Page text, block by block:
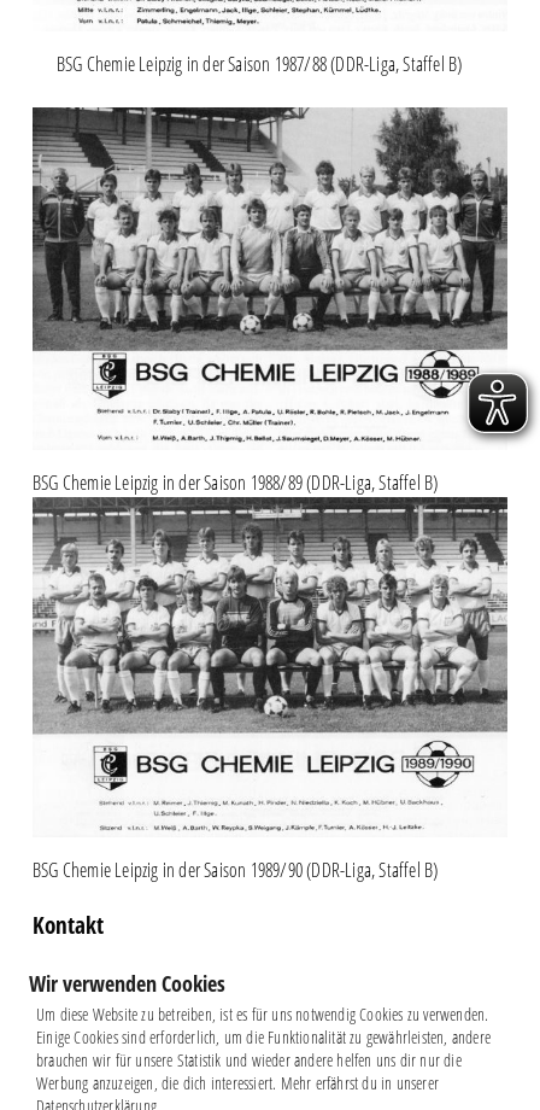
BSG Chemie Leipzig in der Saison 1987/88 (DDR-Liga, Staffel B)
BSG Chemie Leipzig in der Saison 1988/89 (DDR-Liga, Staffel B)
BSG Chemie Leipzig in der Saison 1989/90 (DDR-Liga, Staffel B)
Kontakt
Möglichkeit, diese einzuscannen? Dann sendet uns die Bilder an
history@chemie-leipzig.de
Wir verwenden Cookies
Um diese Website zu betreiben, ist es für uns notwendig Cookies zu verwenden.
Einige Cookies sind erforderlich, um die Funktionalität zu gewährleisten, andere
brauchen wir für unsere Statistik und wieder andere helfen uns dir nur die
Werbung anzuzeigen, die dich interessiert. Mehr erfährst du in unserer